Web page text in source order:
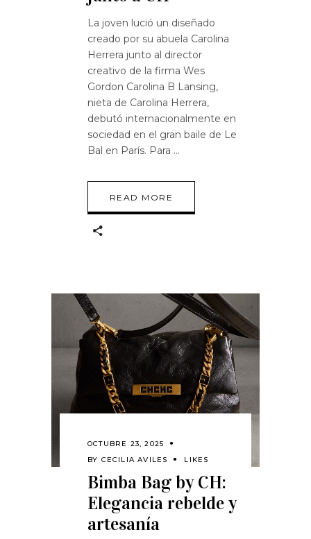
La joven lució un diseñado
creado por su abuela Carolina
Herrera junto al director
creativo de la firma Wes
Gordon Carolina B Lansing,
nieta de Carolina Herrera,
debutó internacionalmente en
sociedad en el gran baile de Le
Bal en París. Para
READ MORE
OCTUBRE 23, 2025
BY CECILIA AVILES LIKES
Bimba Bag by CH:
Elegancia rebelde y
artesanía